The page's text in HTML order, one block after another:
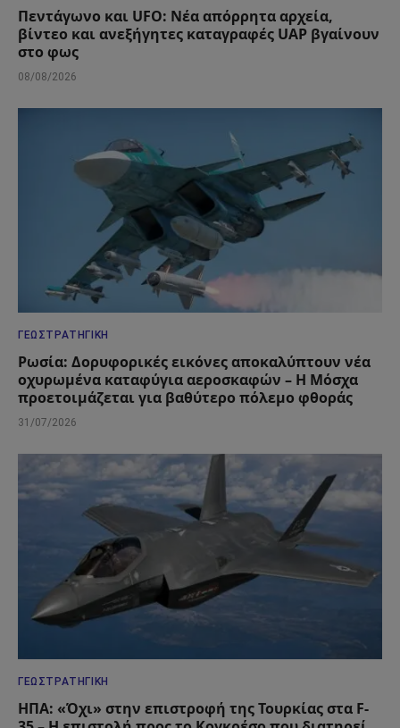
Πεντάγωνο και UFO: Νέα απόρρητα αρχεία,
βίντεο και ανεξήγητες καταγραφές UAP βγαίνουν
στο φως
08/08/2026
ΓΕΩΣΤΡΑΤΗΓΙΚΉ
Ρωσία: Δορυφορικές εικόνες αποκαλύπτουν νέα
οχυρωμένα καταφύγια αεροσκαφών – Η Μόσχα
προετοιμάζεται για βαθύτερο πόλεμο φθοράς
31/07/2026
ΓΕΩΣΤΡΑΤΗΓΙΚΉ
ΗΠΑ: «Όχι» στην επιστροφή της Τουρκίας στα F-